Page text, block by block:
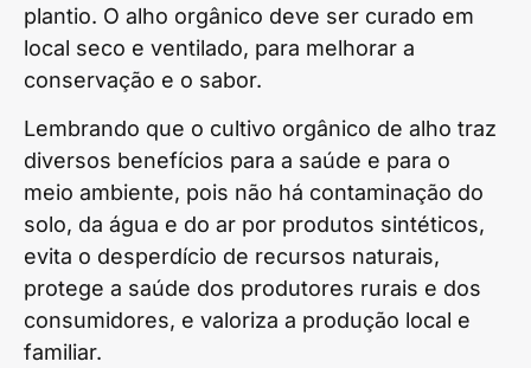
plantio. O alho orgânico deve ser curado em
local seco e ventilado, para melhorar a
conservação e o sabor.
Lembrando que o cultivo orgânico de alho traz
diversos benefícios para a saúde e para o
meio ambiente, pois não há contaminação do
solo, da água e do ar por produtos sintéticos,
evita o desperdício de recursos naturais,
protege a saúde dos produtores rurais e dos
consumidores, e valoriza a produção local e
familiar.